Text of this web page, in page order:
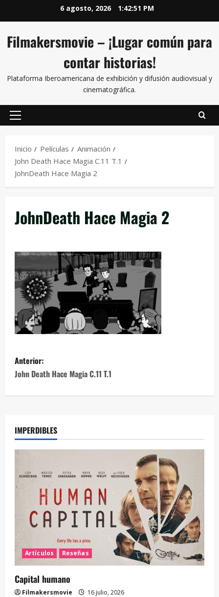
6 agosto, 2026 1:42:51 PM
Filmakersmovie – ¡Lugar común para
contar historias!
Plataforma Iberoamericana de exhibición y difusión audiovisual y
cinematográfica.
Inicio Películas
Animación
John Death Hace Magia C.11 T.1
JohnDeath Hace Magia 2
JohnDeath Hace Magia 2
Anterior:
John Death Hace Magia C.11 T.1
IMPERDIBLES
Artículos Reseñas
Capital humano
Filmakersmovie 16 julio, 2026